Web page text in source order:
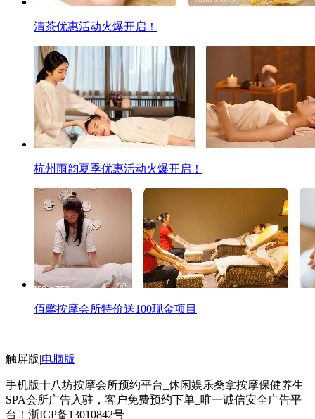
清茶优惠活动火爆开启！
杭州雨韵夏季优惠活动火爆开启！
佰馨按摩会所特价送100现金项目
触屏版|电脑版
手机版十八坊按摩会所预约平台_休闲娱乐桑拿按摩保健养生
SPA会所广告入驻，客户免费预约下单_唯一诚信安全广告平
台！ 浙ICP备13010842号